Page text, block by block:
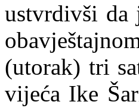
ustvrdivši da
(utorak) tri
vijeća Ike